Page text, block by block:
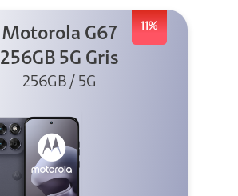
11%
Motorola G67
256GB 5G Gris
256GB / 5G